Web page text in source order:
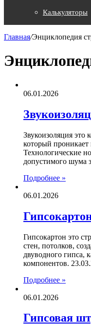
Калькуляторы
Главная/Энциклопедия
06.01.2026
Звукоизоляция это
который
Технологические
допустимого шума
Подробнее »
06.01.2026
Гипсокартон это
стен, потолков,
двуводного гипса,
компонентов.
Подробнее »
06.01.2026
Гипсовая